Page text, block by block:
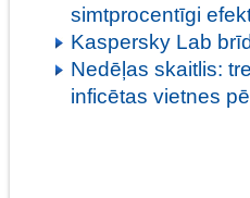
simtprocentīgi
Kaspersky Lab
Nedēļas skaitlis:
inficētas vietnes